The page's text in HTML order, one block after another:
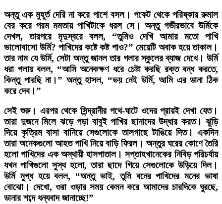
অন্তু এক মুহূর্ত দেরি না করে পাশে বসল। পকেট থেকে পরিষ্কার রুমাল
বের করে পরম মমতায় পাখিটাকে ধরল সে। অন্তু গভীরভাবে উর্মিকে
দেখল, তারপরে মৃদুস্বরে বলল, “তুমিও দেখি আমার মতো পাখি
ভালোবাসো উর্মি? পাখিদের কষ্টে কষ্ট পাও?” মেয়েটি অবাক হয়ে তাকাল।
তার নাম যে উর্মি, সেটা অন্তু জানল তার গলার স্কুলের ব্যাজ দেখে। উর্মি
ধরা গলায় বলল, “আমি অনেকক্ষণ ধরে চেষ্টা করছি রক্ত বন্ধ করতে,
কিন্তু পারছি না।” অন্তু হাসল, “ভয় নেই উর্মি, আমি এর ডানা ঠিক
করে দেব।”
সেই শুরু। এরপর থেকে সিন্দ্রানীর পথে-ঘাটে ওদের প্রায়ই দেখা যেত।
তারা দুজনে মিলে ঝড়ে পড়া বাবুই পাখির ছানাদের উদ্ধার করত। ঝুড়ি
দিয়ে কৃত্রিম বাসা বানিয়ে সেগুলোকে তালগাছে টাঙিয়ে দিত। একদিন
তারা অনেকগুলো আহত পাখি নিয়ে বাড়ি ফিরল। অন্তুর ঘরের কোণে তৈরি
হলো পাখিদের এক অস্থায়ী হাসপাতাল। সপ্তাহখানেকের নিবিড় পরিচর্যায়
যখন পাখিগুলো সুস্থ হলো, তারা ছাদে গিয়ে সেগুলোকে উড়িয়ে দিল।
উর্মি মুগ্ধ হয়ে বলল, “অন্তু ভাই, তুমি বনের পাখিদের মনের ভাষা
বোঝো। দেখো, ওরা ওড়ার সময় কেমন করে আমাদের চারদিকে ঘুরছে,
ডানার শব্দে ধন্যবাদ জানাচ্ছে!”